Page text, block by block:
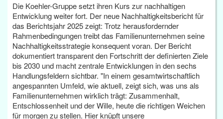
Die Koehler-Gruppe setzt ihren Kurs zur nachhaltigen
Entwicklung weiter fort. Der neue Nachhaltigkeitsbericht für
das Berichtsjahr 2025 zeigt: Trotz herausfordernder
Rahmenbedingungen treibt das Familienunternehmen seine
Nachhaltigkeitsstrategie konsequent voran. Der Bericht
dokumentiert transparent den Fortschritt der definierten Ziele
bis 2030 und macht zentrale Entwicklungen in den sechs
Handlungsfeldern sichtbar. "In einem gesamtwirtschaftlich
angespannten Umfeld, wie aktuell, zeigt sich, was uns als
Familienunternehmen wirklich trägt: Zusammenhalt,
Entschlossenheit und der Wille, heute die richtigen Weichen
für morgen zu stellen. Hier knüpft unsere